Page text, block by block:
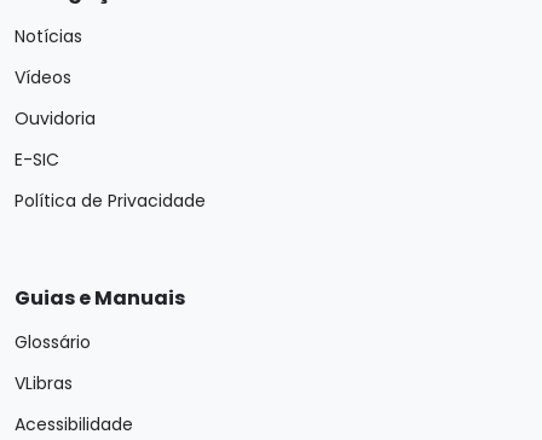
Notícias
Vídeos
Ouvidoria
E-SIC
Política de Privacidade
Guias e Manuais
Glossário
VLibras
Acessibilidade